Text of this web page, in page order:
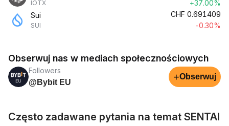
IOTX
+37.00%
Sui
SUI
CHF 0.691409
-0.30%
Obserwuj nas w mediach społecznościowych
Followers
@Bybit EU
+Obserwuj
Często zadawane pytania na temat SENTAI